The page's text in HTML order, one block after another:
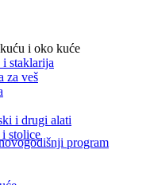
i oko kuće
i staklarija
za veš
i drugi alati
stolice
program